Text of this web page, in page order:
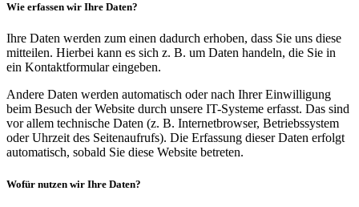
Wie erfassen wir Ihre Daten?
Ihre Daten werden zum einen dadurch erhoben, dass Sie uns diese
mitteilen. Hierbei kann es sich z. B. um Daten handeln, die Sie in
ein Kontaktformular eingeben.
Andere Daten werden automatisch oder nach Ihrer Einwilligung
beim Besuch der Website durch unsere IT-Systeme erfasst. Das sind
vor allem technische Daten (z. B. Internetbrowser, Betriebssystem
oder Uhrzeit des Seitenaufrufs). Die Erfassung dieser Daten erfolgt
automatisch, sobald Sie diese Website betreten.
Wofür nutzen wir Ihre Daten?